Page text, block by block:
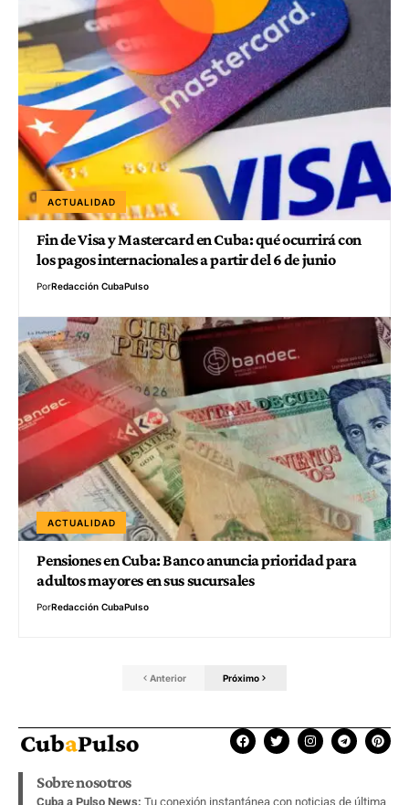
ACTUALIDAD
Fin de Visa y Mastercard en Cuba: qué ocurrirá con
los pagos internacionales a partir del 6 de junio
PorRedacción CubaPulso
ACTUALIDAD
Pensiones en Cuba: Banco anuncia prioridad para
adultos mayores en sus sucursales
PorRedacción CubaPulso
Anterior Próximo
Sobre nosotros
Cuba a Pulso News: Tu conexión instantánea con noticias de última